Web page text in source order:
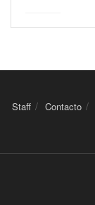
Staff Contacto